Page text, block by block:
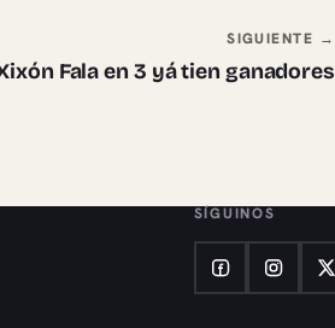
SIGUIENTE →
Fala en 3 yá tien ganadores
SÍGUINOS